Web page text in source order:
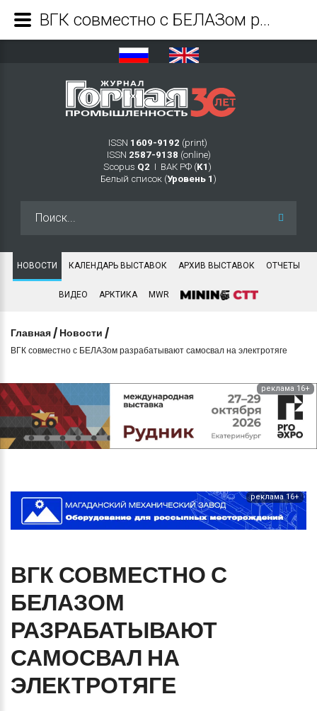
ISSN 1609-9192 (print)
ISSN 2587-9138 (online)
Scopus Q2 Ι ВАК РФ (K1 )
Белый список (Уровень 1 )
НОВОСТИ КАЛЕНДАРЬ ВЫСТАВОК АРХИВ ВЫСТАВОК ОТЧЕТЫ
ВИДЕО АРКТИКА MWR
Главная / Новости /
ВГК совместно с БЕЛАЗом разрабатывают самосвал на электротяге
реклама 16+
реклама 16+
ВГКСОВМЕСТНО С
БЕЛАЗОМ
РАЗРАБАТЫВАЮТ
САМОСВАЛ НА
ЭЛЕКТРОТЯГЕ
ВГК совместно с БЕЛАЗом разрабатывают самосвал на электротяге - Журнал Горная промышленность